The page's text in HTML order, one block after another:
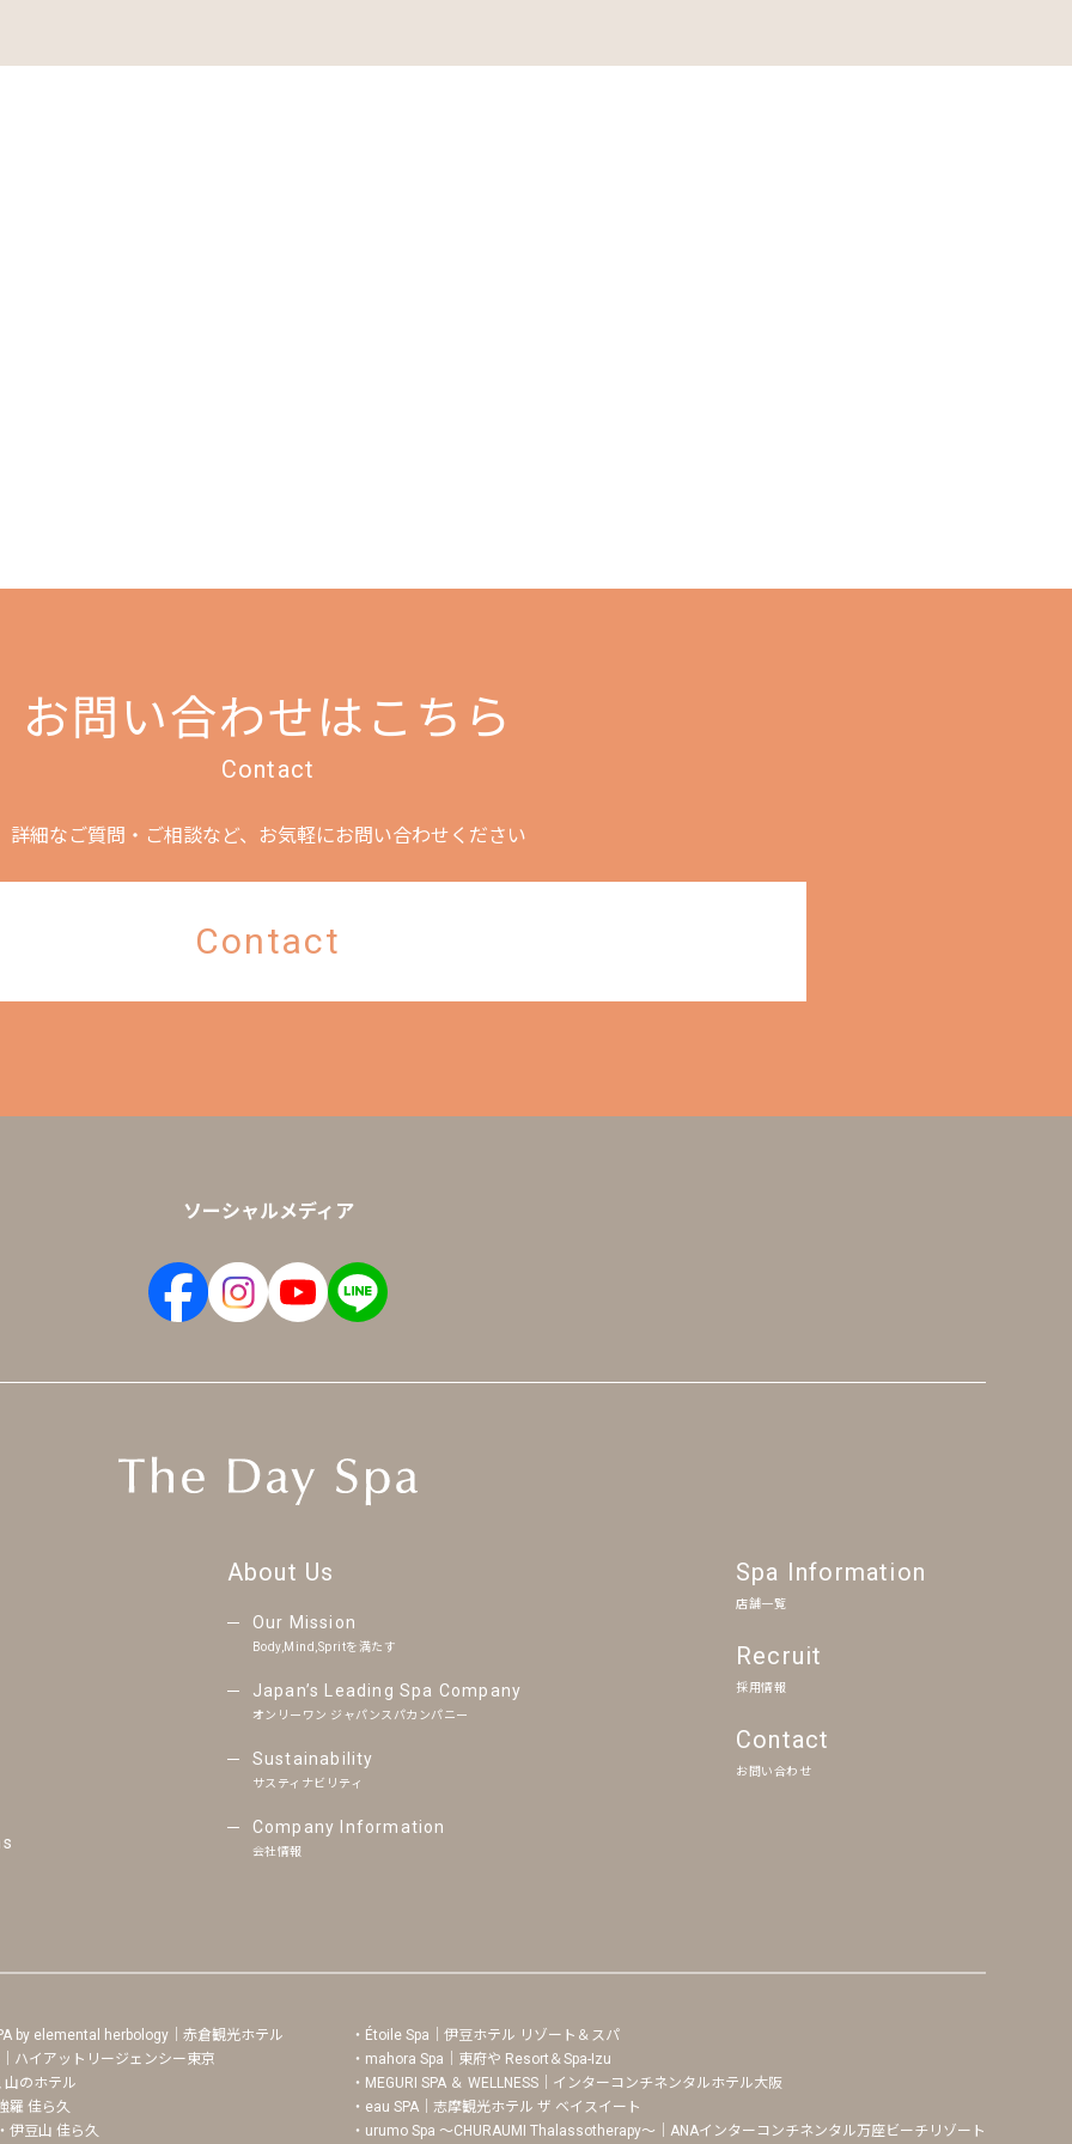
お問い合わせはこちら
Contact
詳細なご質問・ご相談など、 お気軽にお問い合わせください
Contact
ソーシャルメディア
About Us
Our Mission
Body,Mind,Spritを満たす
Japan’s Leading Spa Company
オンリーワン ジャパンスパカンパニー
Sustainability
サスティナビリティ
Company Information
会社情報
Spa Information
店舗一覧
Recruit
採用情報
Contact
お問い合わせ
by elemental herbology｜赤倉観光ホテル
ハイアットリージェンシー東京
山のホテル
羅 佳ら久
伊豆山 佳ら久
Étoile Spa｜伊豆ホテル リゾート＆スパ
mahora Spa｜東府や Resort＆Spa-Izu
MEGURI SPA ＆ WELLNESS｜インターコンチネンタルホテル大阪
eau SPA｜志摩観光ホテル ザ ベイスイート
urumo Spa 〜CHURAUMI Thalassotherapy〜｜ANAインターコンチネンタル万座ビーチリゾート